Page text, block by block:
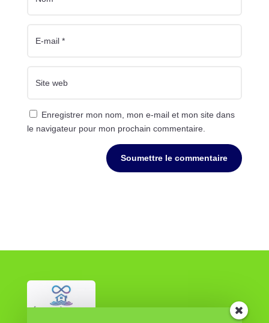
Enregistrer mon nom, mon e-mail et mon site dans
le navigateur pour mon prochain commentaire.
Soumettre le commentaire